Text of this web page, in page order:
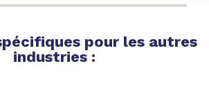
pour les autres
industries :